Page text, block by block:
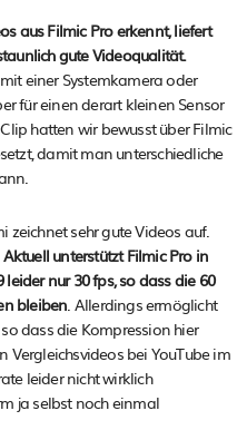
aus Filmic Pro erkennt, liefert
gute Videoqualität.
einer Systemkamera oder
für einen derart kleinen Sensor
hatten wir bewusst über Filmic
damit man unterschiedliche
sehr gute Videos auf.
Aktuell unterstützt Filmic Pro in
nur 30 fps, so dass die 60
bleiben. Allerdings ermöglicht
dass die Kompression hier
bei YouTube im
leider nicht wirklich
ja selbst noch einmal